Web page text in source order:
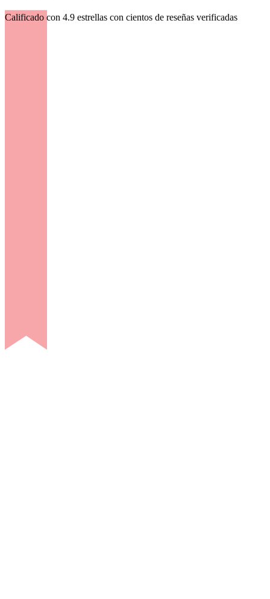
Calificado con 4.9 estrellas con cientos de reseñas verificadas